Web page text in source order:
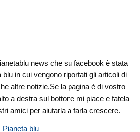
news che su facebook è stata
blu in cui vengono riportati gli articoli di
altre notizie.Se la pagina è di vostro
a destra sul bottone mi piace e fatela
amici per aiutarla a farla crescere.
Pianeta blu